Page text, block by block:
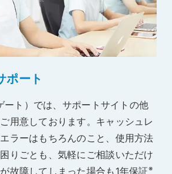
ポート
ート）では、サポートサイトの他
用意しております。キャッシュレ
ラーはもちろんのこと、使用方法
りごとも、気軽にご相談いただけ
故障してしまった場合も1年保証※